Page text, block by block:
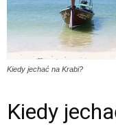
Kiedy jechać na Krabi?
Kiedy